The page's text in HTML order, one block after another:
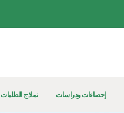
إحصاءات ودراسات نماذج الطلبات